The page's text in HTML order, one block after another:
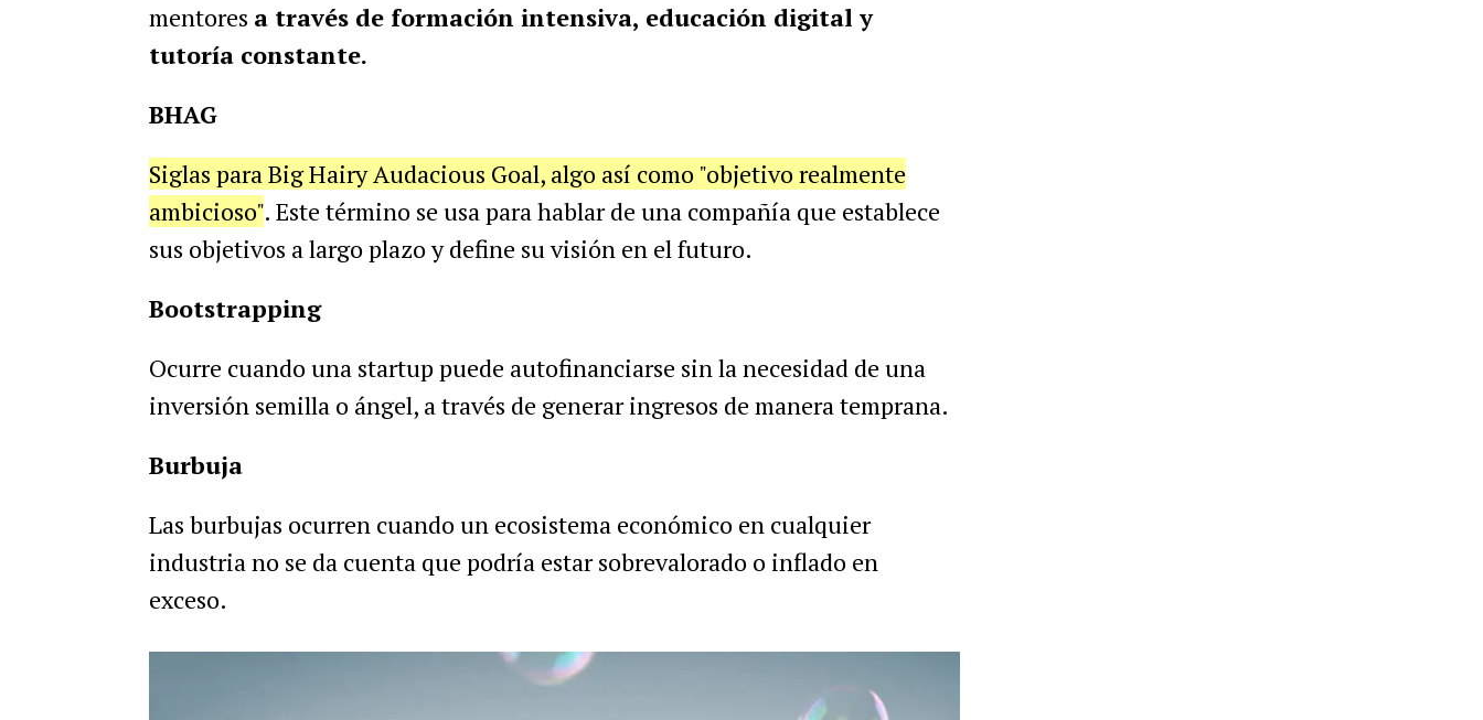
mentores a través de formación intensiva, educación digital y
tutoría constante.
BHAG
Siglas para Big Hairy Audacious Goal, algo así como "objetivo realmente
ambicioso". Este término se usa para hablar de una compañía que establece
sus objetivos a largo plazo y define su visión en el futuro.
Bootstrapping
Ocurre cuando una startup puede autofinanciarse sin la necesidad de una
inversión semilla o ángel, a través de generar ingresos de manera temprana.
Burbuja
Las burbujas ocurren cuando un ecosistema económico en cualquier
industria no se da cuenta que podría estar sobrevalorado o inflado en
exceso.